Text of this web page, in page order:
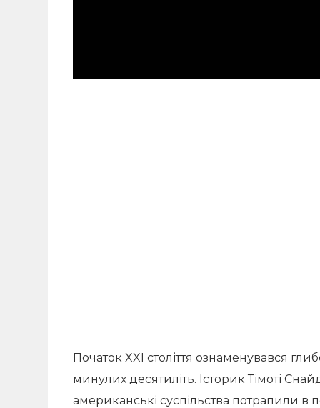
Початок XXI століття ознаменувався
минулих десятиліть. Історик Тімоті
американські суспільства потрапили в